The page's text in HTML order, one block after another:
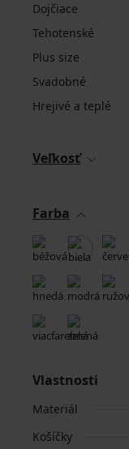
Dojčiace
Tehotenské
Plus size
Svadobné
Hrejivé a teplé
Veľkosť
Farba
Vlastnosti
Materiál
Košíčky